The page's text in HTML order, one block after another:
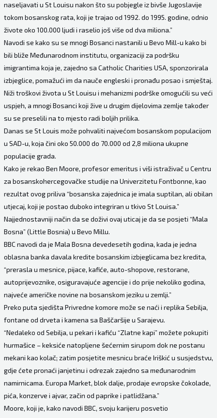
naseljavati u St Louisu nakon što su pobjegle iz bivše Jugoslavije
tokom bosanskog rata, koji je trajao od 1992. do 1995. godine, odnio
živote oko 100.000 ljudi i raselio još više od dva miliona.”
Navodi se kako su se mnogi Bosanci nastanili u Bevo Mill-u kako bi
bili bliže Međunarodnom institutu, organizaciji za podršku
imigrantima koja je, zajedno sa Catholic Charities USA, sponzorirala
izbjeglice, pomažući im da nauče engleski i pronađu posao i smještaj.
Niži troškovi života u St Louisu i mehanizmi podrške omogućili su veći
uspjeh, a mnogi Bosanci koji žive u drugim dijelovima zemlje također
su se preselili na to mjesto radi boljih prilika.
Danas se St Louis može pohvaliti najvećom bosanskom populacijom
u SAD-u, koja čini oko 50.000 do 70.000 od 2,8 miliona ukupne
populacije grada.
Kako je rekao Ben Moore, profesor emeritus i viši istraživač u Centru
za bosanskohercegovačke studije na Univerzitetu Fontbonne, kao
rezultat ovog priliva “bosanska zajednica je imala suptilan, ali obilan
utjecaj, koji je postao duboko integriran u tkivo St Louisa.”
Najjednostavniji način da se doživi ovaj uticaj je da se posjeti “Mala
Bosna” (Little Bosnia) u Bevo Millu.
BBC navodi da je Mala Bosna devedesetih godina, kada je jedna
oblasna banka davala kredite bosanskim izbjeglicama bez kredita,
“prerasla u mesnice, pijace, kafiće, auto-shopove, restorane,
autoprijevoznike, osiguravajuće agencije i do prije nekoliko godina,
najveće američke novine na bosanskom jeziku u zemlji.”
Preko puta sjedišta Privredne komore može se naći i replika Sebilja,
fontane od drveta i kamena sa Baščaršije u Sarajevu.
“Nedaleko od Sebilja, u pekari i kafiću “Zlatne kapi” možete pokupiti
hurmašice – keksiće natopljene šećernim sirupom dok ne postanu
mekani kao kolač; zatim posjetite mesnicu braće Iriškić u susjedstvu,
gdje ćete pronaći janjetinu i odrezak zajedno sa međunarodnim
namirnicama. Europa Market, blok dalje, prodaje evropske čokolade,
pića, konzerve i ajvar, začin od paprike i patlidžana.”
Moore, koji je, kako navodi BBC, svoju karijeru posvetio